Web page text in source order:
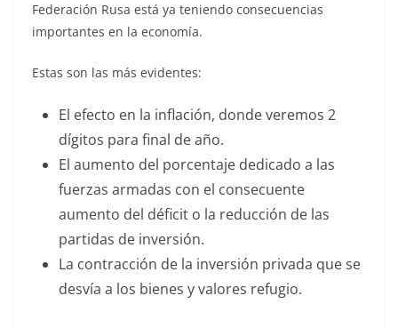
Federación Rusa está ya teniendo consecuencias
importantes en la economía.
Estas son las más evidentes:
El efecto en la inflación, donde veremos 2
dígitos para final de año.
El aumento del porcentaje dedicado a las
fuerzas armadas con el consecuente
aumento del déficit o la reducción de las
partidas de inversión.
La contracción de la inversión privada que se
desvía a los bienes y valores refugio.